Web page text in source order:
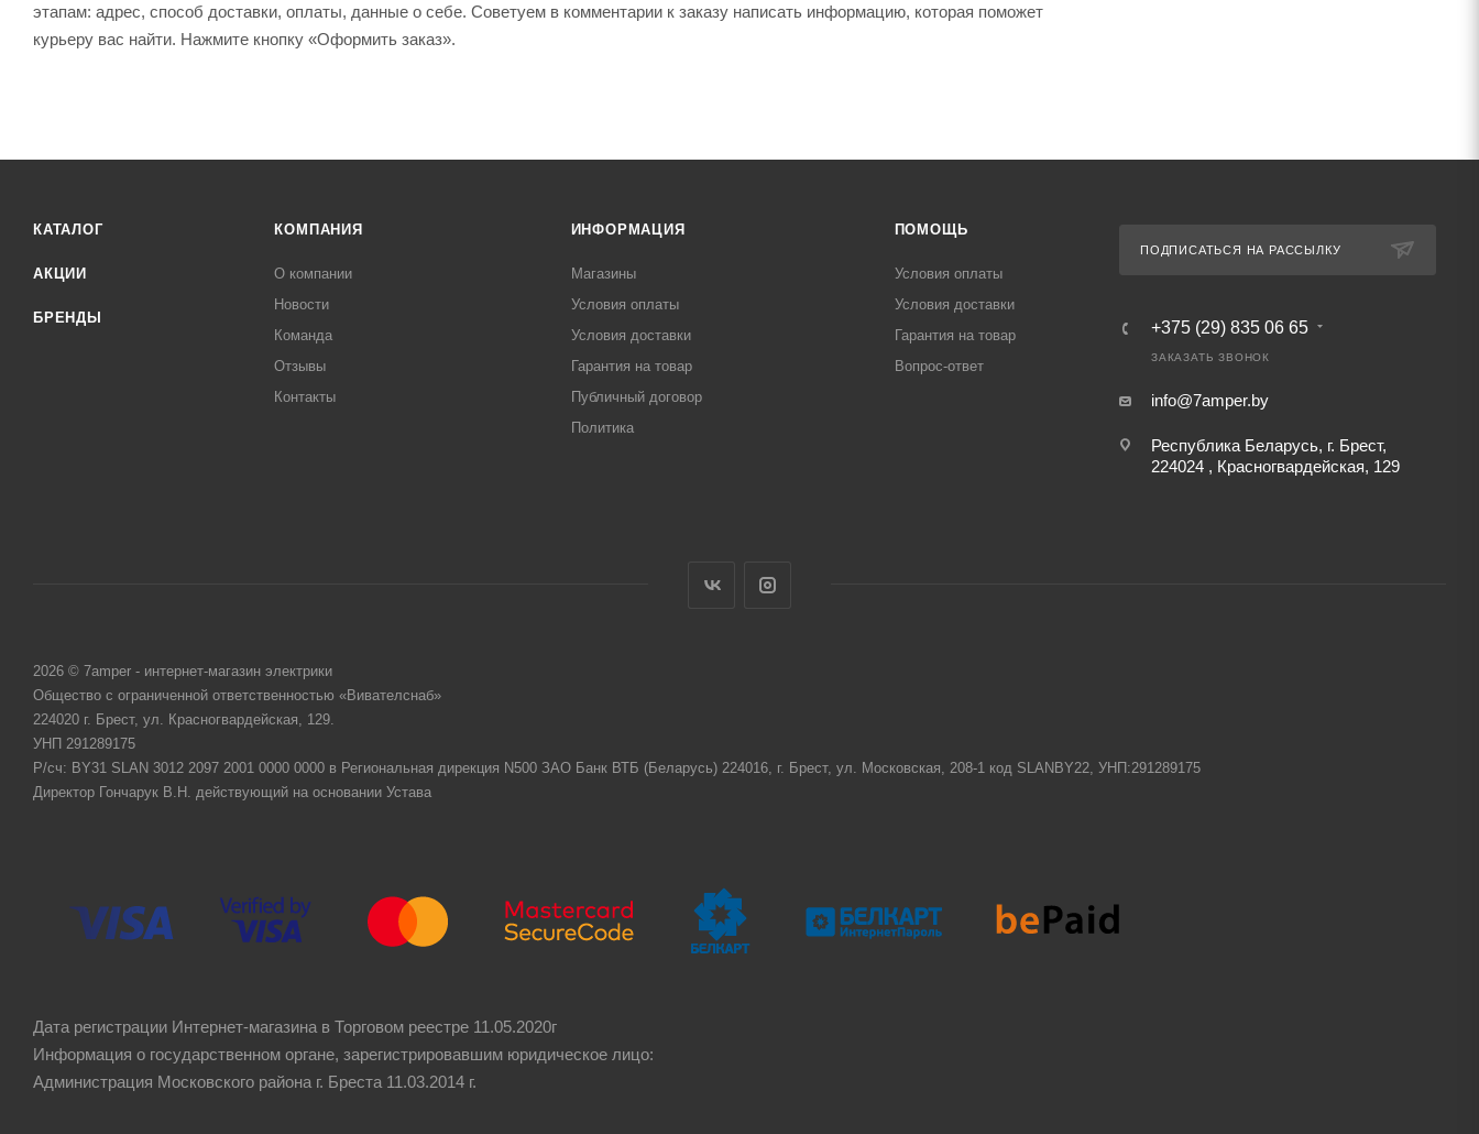
этапам: адрес, способ доставки, оплаты, данные о себе. Советуем в комментарии к заказу написать информацию, которая поможет
курьеру вас найти. Нажмите кнопку «Оформить заказ».
КАТАЛОГ
АКЦИИ
БРЕНДЫ
КОМПАНИЯ
О компании
Новости
Команда
Отзывы
Контакты
ИНФОРМАЦИЯ
Магазины
Условия оплаты
Условия доставки
Гарантия на товар
Публичный договор
Политика
ПОМОЩЬ
Условия оплаты
Условия доставки
Гарантия на товар
Вопрос-ответ
ПОДПИСАТЬСЯ НА РАССЫЛКУ
+375 (29) 835 06 65
ЗАКАЗАТЬ ЗВОНОК
info@7amper.by
Республика Беларусь, г. Брест,
224024 , Красногвардейская, 129
2026 © 7amper - интернет-магазин электрики
Общество с ограниченной ответственностью «Вивателснаб»
224020 г. Брест, ул. Красногвардейская, 129.
УНП 291289175
Р/сч: BY31 SLAN 3012 2097 2001 0000 0000 в Региональная дирекция N500 ЗАО Банк ВТБ (Беларусь) 224016, г. Брест, ул. Московская, 208-1 код SLANBY22, УНП:291289175
Директор Гончарук В.Н. действующий на основании Устава
Дата регистрации Интернет-магазина в Торговом реестре 11.05.2020г
Информация о государственном органе, зарегистрировавшим юридическое лицо:
Администрация Московского района г. Бреста 11.03.2014 г.